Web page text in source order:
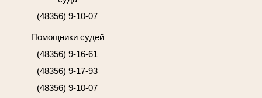
(48356) 9-10-07
Помощники судей
(48356) 9-16-61
(48356) 9-17-93
(48356) 9-10-07